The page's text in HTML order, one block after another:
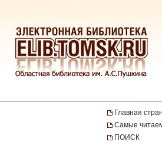
Главная
Самые
ПОИСК